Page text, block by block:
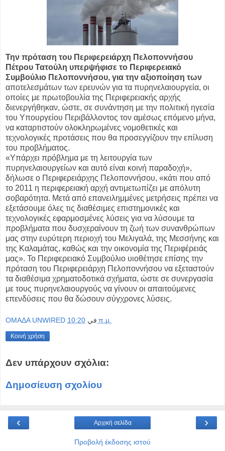
Την πρόταση του Περιφερειάρχη Πελοποννήσου
Πέτρου Τατούλη υπερψήφισε το Περιφερειακό
Συμβούλιο Πελοποννήσου, για την αξιοποίηση των
αποτελεσμάτων των ερευνών για τα πυρηνελαιουργεία, οι
οποίες με πρωτοβουλία της Περιφερειακής αρχής
διενεργήθηκαν, ώστε, σε συνάντηση με την πολιτική ηγεσία
του Υπουργείου Περιβάλλοντος τον αμέσως επόμενο μήνα,
να καταρτιστούν ολοκληρωμένες νομοθετικές και
τεχνολογικές προτάσεις που θα προσεγγίζουν την επίλυση
του προβλήματος.
«Υπάρχει πρόβλημα με τη λειτουργία των
πυρηνελαιουργείων και αυτό είναι κοινή παραδοχή»,
δήλωσε ο Περιφερειάρχης Πελοποννήσου, «κάτι που από
το 2011 η περιφερειακή αρχή αντιμετωπίζει με απόλυτη
σοβαρότητα. Μετά από επανειλημμένες μετρήσεις πρέπει να
εξετάσουμε όλες τις διαθέσιμες επιστημονικές και
τεχνολογικές εφαρμοσμένες λύσεις για να λύσουμε τα
προβλήματα που δυσχεραίνουν τη ζωή των συνανθρώπων
μας στην ευρύτερη περιοχή του Μελιγαλά, της Μεσσήνης και
της Καλαμάτας, καθώς και την οικονομία της Περιφέρειάς
μας». Το Περιφερειακό Συμβούλιο υιοθέτησε επίσης την
πρόταση του Περιφερειάρχη Πελοποννήσου να εξεταστούν
τα διαθέσιμα χρηματοδοτικά σχήματα, ώστε σε συνεργασία
με τους πυρηνελαιουργούς να γίνουν οι απαιτούμενες
επενδύσεις που θα δώσουν σύγχρονες λύσεις.
OMAΔΑ UNWIRED في 10:20 π.μ.
Κοινή χρήση
Δεν υπάρχουν σχόλια:
Δημοσίευση σχολίου
‹ ›
Αρχική σελίδα
Προβολή έκδοσης ιστού